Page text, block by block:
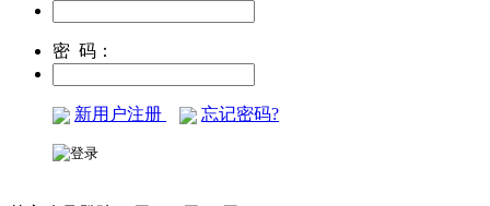
密 码：
新用户注册 忘记密码?